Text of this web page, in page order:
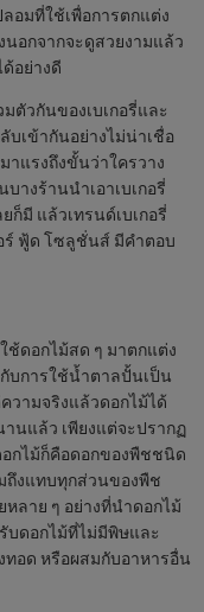
อมที่ใช้เพื่อการตกแต่ง
อกจากจะดูสวยงามแล้ว
อย่างดี
ตัวกันของเบเกอรี่และ
บเข้ากันอย่างไม่น่าเชื่อ
แรงถึงขั้นว่าใครวาง
างร้านนำเอาเบเกอรี่
ก็มี แล้วเทรนด์เบเกอรี่
ร์ ฟู้ด โซลูชั่นส์ มีคำตอบ
ช้ดอกไม้สด ๆ มาตกแต่ง
บการใช้น้ำตาลปั้นเป็น
วามจริงแล้วดอกไม้ได้
นแล้ว เพียงแต่จะปรากฏ
กไม้ก็คือดอกของพืชชนิด
ถึงแทบทุกส่วนของพืช
ลาย ๆ อย่างที่นำดอกไม้
บดอกไม้ที่ไม่มีพิษและ
อด หรือผสมกับอาหารอื่น